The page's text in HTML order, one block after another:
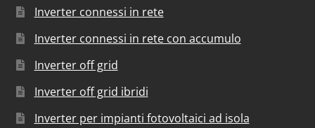
Inverter connessi in rete
Inverter connessi in rete con accumulo
Inverter off grid
Inverter off grid ibridi
Inverter per impianti fotovoltaici ad isola